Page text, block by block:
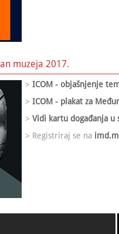
muzeja 2017.
> ICOM - objašnjenje
> ICOM - plakat za
> Vidi kartu događanja u
> Registriraj se na